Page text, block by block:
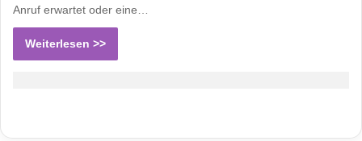
Anruf erwartet oder eine…
Weiterlesen >>